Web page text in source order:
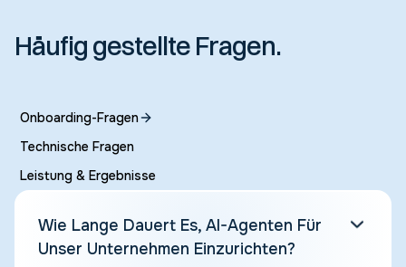
Häufig gestellte Fragen.
Onboarding-Fragen
Technische Fragen
Leistung & Ergebnisse
Wie Lange Dauert Es, AI-Agenten Für
Unser Unternehmen Einzurichten?